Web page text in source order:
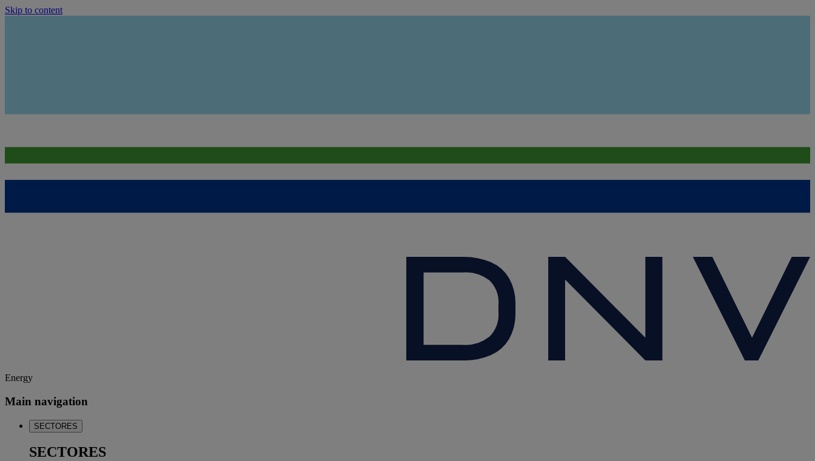
Skip to content
Energy
Main navigation
SECTORES
SECTORES